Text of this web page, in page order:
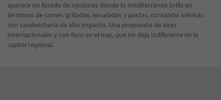
aparece un listado de opciones donde lo mediterráneo brilla en
términos de carnes grilladas, ensaladas y pastas, contando además
con sandwichería de alto impacto. Una propuesta de aires
internacionales y con foco en el mar, que no deja indiferente en la
capital regional.